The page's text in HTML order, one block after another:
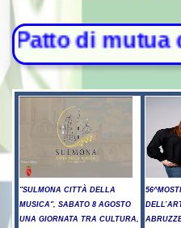
"SULMONA CITTÀ DELLA
MUSICA", SABATO 8 AGOSTO
UNA GIORNATA TRA CULTURA,